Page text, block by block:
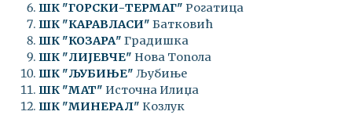
ШК "ГОРСКИ-ТЕРМАГ" Рогатица
ШК "КАРАВЛАСИ" Батковић
ШК "КОЗАРА" Градишка
ШК "ЛИЈЕВЧЕ" Нова Топола
ШК "ЉУБИЊЕ" Љубиње
ШК "МАТ" Источна Илиџа
ШК "МИНЕРАЛ" Козлук